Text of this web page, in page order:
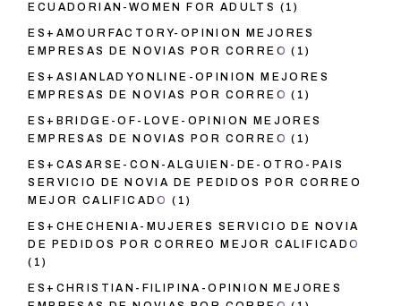
ECUADORIAN-WOMEN FOR ADULTS (1)
ES+AMOURFACTORY-OPINION MEJORES
EMPRESAS DE NOVIAS POR CORREO (1)
ES+ASIANLADYONLINE-OPINION MEJORES
EMPRESAS DE NOVIAS POR CORREO (1)
ES+BRIDGE-OF-LOVE-OPINION MEJORES
EMPRESAS DE NOVIAS POR CORREO (1)
ES+CASARSE-CON-ALGUIEN-DE-OTRO-PAIS
SERVICIO DE NOVIA DE PEDIDOS POR CORREO
MEJOR CALIFICADO (1)
ES+CHECHENIA-MUJERES SERVICIO DE NOVIA
DE PEDIDOS POR CORREO MEJOR CALIFICADO
(1)
ES+CHRISTIAN-FILIPINA-OPINION MEJORES